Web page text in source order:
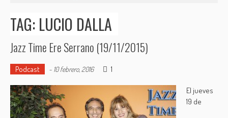
TAG: LUCIO DALLA
Jazz Time Ere Serrano (19/11/2015)
Podcast - 10 febrero, 2016 1
El jueves
19 de